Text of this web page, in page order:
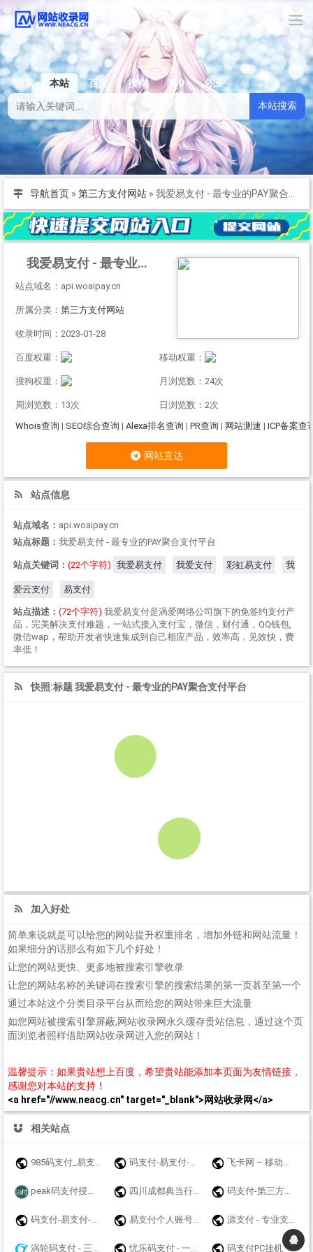
搜索 本站 百度 搜狗 360
必应
本站搜索
导航首页 » 第三方支付网站 »
我爱易支付 - 最专业的PAY聚合支付平台
站点域名：api.woaipay.cn
所属分类： 第三方支付网站
收录时间：2023-01-28
百度权重： 移动权重：
搜狗权重： 月浏览数：24次
周浏览数：13次
日浏览数：2次
Whois查询 | SEO综合查询 | Alexa排名查询 | PR查询 | 网站测速 | ICP备案查
网站直达
站点信息
站点域名： api.woaipay.cn
站点标题： 我爱易支付 - 最专业的PAY聚合支付平台
站点关键词： (22个字符) 我爱易支付 我爱支付 彩虹易支付 我
爱云支付 易支付
站点描述： (72个字符) 我爱易支付是涡爱网络公司旗下的免签约支付产
品，完美解决支付难题，一站式接入支付宝，微信，财付通，QQ钱包,
微信wap，帮助开发者快速集成到自己相应产品，效率高，见效快，费
率低！
快照:标题 我爱易支付 - 最专业的PAY聚合支付平台
加入好处
简单来说就是可以给您的网站提升权重排名，增加外链和网站流量！
如果细分的话那么有如下几个好处！
让您的网站更快、更多地被搜索引擎收录
让您的网站名称的关键词在搜索引擎的搜索结果的第一页甚至第一个
通过本站这个分类目录平台从而给您的网站带来巨大流量
如您网站被搜索引擎屏蔽,网站收录网永久缓存贵站信息，通过这个页
面浏览者照样借助网站收录网进入您的网站！
温馨提示：如果贵站想上百度，希望贵站能添加本页面为友情链接，
感谢您对本站的支持！
<a href="//www.neacg.cn" target="_blank">网站收录网</a>
相关站点
985码支付_易支付_免挂码支付官网_即时到账聚合支付接口 码支付-易支付-源支付-聚合支付-我爱码支付 飞卡网 – 移动联通电信19元无限流量卡推荐_正规手机卡办理
peak码支付授权官网_一款优质的免挂码支付系统-peak码支付正版授权_一站式搭建_免签约免挂机免输入码支付 四川成都典当行公司|成都房产抵押典当|成都车辆质押典当|奢侈品手表黄金评估鉴定寄卖|大额短借垫资个人小额贷款联系方式：13548135501【官方网站】www.yicf.cn 码支付-第三方收款平台
码支付-易支付-源支付-聚合支付-爱码付-爱上扫码支付-码支付官网 易支付个人账号免签约支付api接口网站收款码实时通知工具码支付平台-猴支付 源支付 - 专业支付技术服务商 - 支付接口、三方支付接口、四方支付接口！
涡轮码支付 - 三网免挂稳定 忧乐码支付 - 一个专业的系统平台开发商,值得一试 码支付PC挂机